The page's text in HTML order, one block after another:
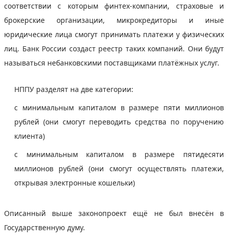
соответствии с которым финтех-компании, страховые и
брокерские организации, микрокредиторы и иные
юридические лица смогут принимать платежи у физических
лиц. Банк России создаcт реестр таких компаний. Они будут
называться небанковскими поставщиками платёжных услуг.
НППУ разделят на две категории:
с минимальным капиталом в размере пяти миллионов
рублей (они смогут переводить средства по поручению
клиента)
с минимальным капиталом в размере пятидесяти
миллионов рублей (они смогут осуществлять платежи,
открывая электронные кошельки)
Описанный выше законопроект ещё не был внесён в
Государственную думу.